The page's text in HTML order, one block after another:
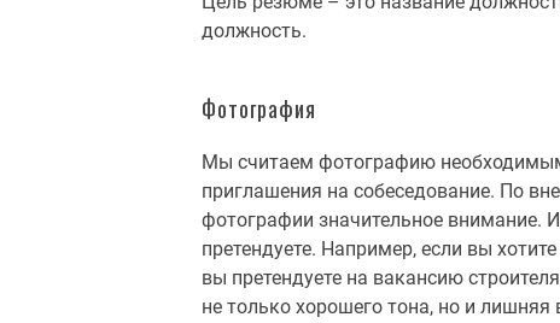
должность.
Фотография
Мы считаем фотографию
приглашения на собеседование. По
фотографии значительное внимание.
претендуете. Например, если вы
вы претендуете на вакансию
не только хорошего тона, но и лишняя